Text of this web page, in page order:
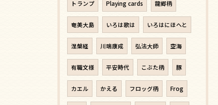
トランプ Playing cards 龍郷柄
奄美大島 いろは歌は いろはにほへと
涅槃経 川端康成 弘法大師 空海
有職文様 平安時代 こぶた柄 豚
カエル かえる フロッグ柄 Frog